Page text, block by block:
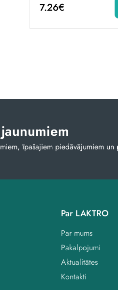
7.26€
īpašajiem piedāvājumiem un
Par LAKTRO
Par mums
Pakalpojumi
Aktualitātes
Kontakti